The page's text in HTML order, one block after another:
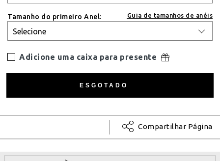
Tamanho do primeiro Anel: Guia de tamanhos de anéis
Adicione uma caixa para presente
Compartilhar Página